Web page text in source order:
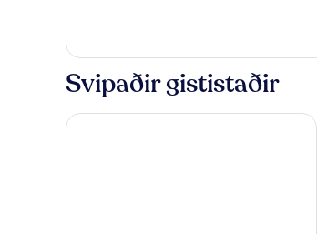
Svipaðir gististaðir
Hyperion City Hotel